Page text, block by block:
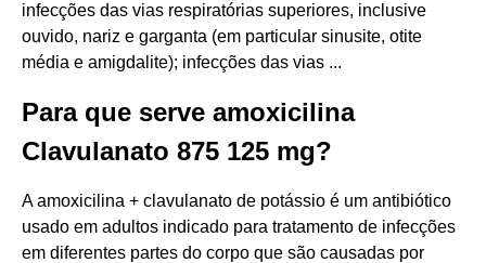
infecções das vias respiratórias superiores, inclusive
ouvido, nariz e garganta (em particular sinusite, otite
média e amigdalite); infecções das vias ...
Para que serve amoxicilina
Clavulanato 875 125 mg?
A amoxicilina + clavulanato de potássio é um antibiótico
usado em adultos indicado para tratamento de infecções
em diferentes partes do corpo que são causadas por